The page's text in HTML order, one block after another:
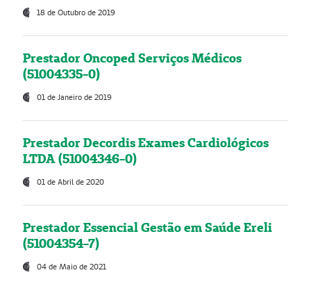
18 de Outubro de 2019
Prestador Oncoped Serviços Médicos
(51004335-0)
01 de Janeiro de 2019
Prestador Decordis Exames Cardiológicos
LTDA (51004346-0)
01 de Abril de 2020
Prestador Essencial Gestão em Saúde Ereli
(51004354-7)
04 de Maio de 2021